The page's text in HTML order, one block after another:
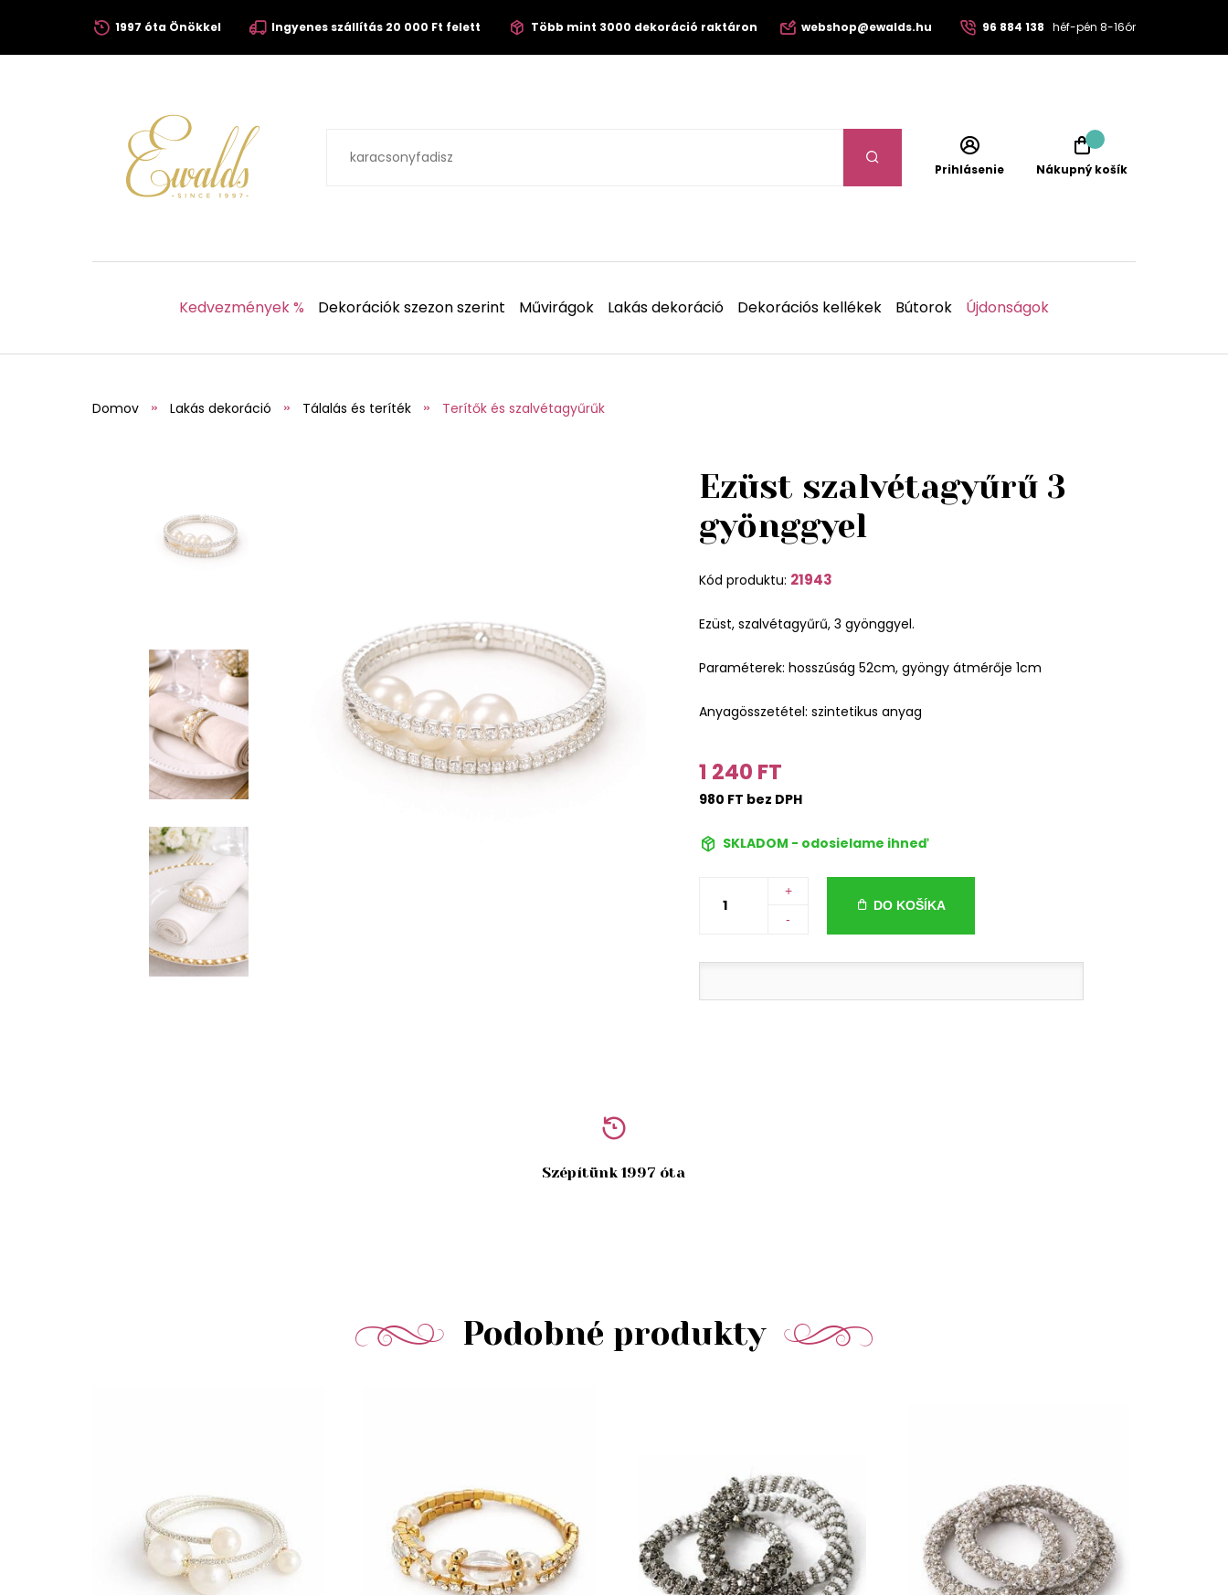
1997 óta Önökkel Ingyenes szállítás 20 000 Ft felett Több mint 3000 dekoráció raktáron webshop@ewalds.hu 96 884 138 héf-pén 8-16ór
Prihlásenie Nákupný košík
Kedvezmények % Dekorációk szezon szerint Művirágok Lakás dekoráció Dekorációs kellékek Bútorok Újdonságok
Domov Lakás dekoráció Tálalás és teríték Terítők és szalvétagyűrűk
Ezüst szalvétagyűrű 3
gyönggyel
Kód produktu: 21943
Ezüst, szalvétagyűrű, 3 gyönggyel.
Paraméterek: hosszúság 52cm, gyöngy átmérője 1cm
Anyagösszetétel: szintetikus anyag
1 240 FT
980 FT bez DPH
SKLADOM - odosielame ihneď
+
-
DO KOŠÍKA
Szépítünk 1997 óta
Podobné produkty